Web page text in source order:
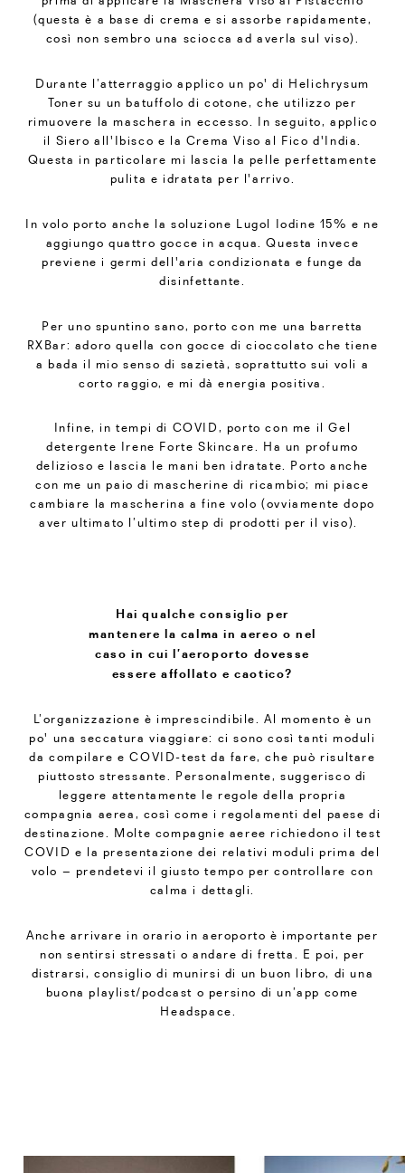
(questa è a base di crema e si assorbe rapidamente,
così non sembro una sciocca ad averla sul viso).
Durante l’atterraggio applico un po' di Helichrysum
Toner su un batuffolo di cotone, che utilizzo per
rimuovere la maschera in eccesso. In seguito, applico
il Siero all'Ibisco e la Crema Viso al Fico d'India.
Questa in particolare mi lascia la pelle perfettamente
pulita e idratata per l'arrivo.
In volo porto anche la soluzione Lugol Iodine 15% e ne
aggiungo quattro gocce in acqua. Questa invece
previene i germi dell'aria condizionata e funge da
disinfettante.
Per uno spuntino sano, porto con me una barretta
RXBar: adoro quella con gocce di cioccolato che tiene
a bada il mio senso di sazietà, soprattutto sui voli a
corto raggio, e mi dà energia positiva.
Infine, in tempi di COVID, porto con me il Gel
detergente Irene Forte Skincare. Ha un profumo
delizioso e lascia le mani ben idratate. Porto anche
con me un paio di mascherine di ricambio; mi piace
cambiare la mascherina a fine volo (ovviamente dopo
aver ultimato l’ultimo step di prodotti per il viso).
Hai qualche consiglio per
mantenere la calma in aereo o nel
caso in cui l’aeroporto dovesse
essere affollato e caotico?
L’organizzazione è imprescindibile. Al momento è un
po' una seccatura viaggiare: ci sono così tanti moduli
da compilare e COVID-test da fare, che può risultare
piuttosto stressante. Personalmente, suggerisco di
leggere attentamente le regole della propria
compagnia aerea, così come i regolamenti del paese di
destinazione. Molte compagnie aeree richiedono il test
COVID e la presentazione dei relativi moduli prima del
volo – prendetevi il giusto tempo per controllare con
calma i dettagli.
Anche arrivare in orario in aeroporto è importante per
non sentirsi stressati o andare di fretta. E poi, per
distrarsi, consiglio di munirsi di un buon libro, di una
buona playlist/podcast o persino di un’app come
Headspace.